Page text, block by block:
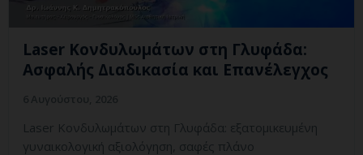
Laser Κονδυλωμάτων στη Γλυφάδα:
Ασφαλής Διαδικασία και Επανέλεγχος
Laser Κονδυλωμάτων στη Γλυφάδα: εξατομικευμένη
γυναικολογική αξιολόγηση, σαφές πλάνο